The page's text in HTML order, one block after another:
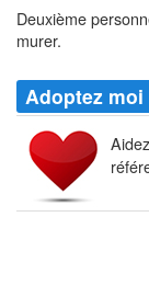
Deuxième
murer.
Adoptez moi